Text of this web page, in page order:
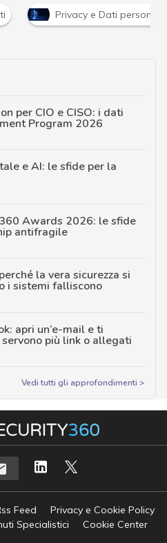
Privacy e Dati personali
per CIO e CISO: i dati
Program 2026
e AI: le sfide per la
Awards 2026: le sfide
antifragile
la vera sicurezza si
i sistemi falliscono
apri un’e-mail e ti
più link o allegati
Vedi tutti gli approfondimenti >
Feed
Privacy e Cookie Policy
Specialistici
Cookie Center